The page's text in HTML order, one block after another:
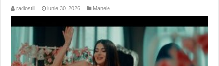
radiostill iunie 30, 2026 Manele